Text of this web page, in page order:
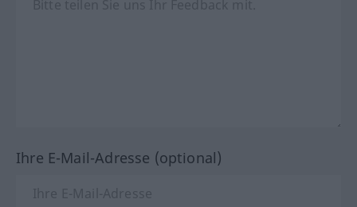
Ihre E-Mail-Adresse (optional)